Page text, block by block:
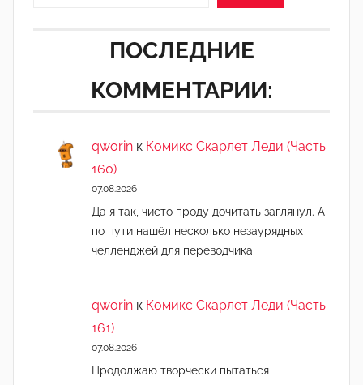
ПОСЛЕДНИЕ
КОММЕНТАРИИ:
qworin к Комикс Скарлет Леди (Часть
160)
07.08.2026
Да я так, чисто проду дочитать заглянул. А
по пути нашёл несколько незаурядных
челленджей для переводчика
qworin к Комикс Скарлет Леди (Часть
161)
07.08.2026
Продолжаю творчески пытаться